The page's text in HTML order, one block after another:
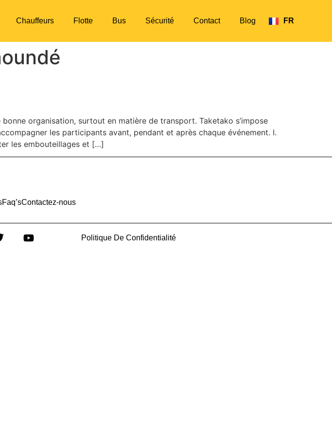
Chauffeurs Flotte Bus Sécurité Contact Blog FR
EN
organisation, surtout en matière de transport. Taketako s’impose
les participants avant, pendant et après chaque événement. I.
les embouteillages et […]
Faq’sContactez-nous
Politique De Confidentialité